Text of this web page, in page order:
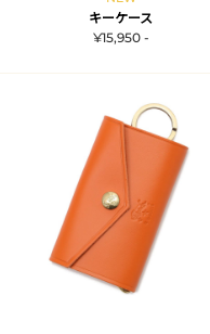
キーケース
¥15,950 -